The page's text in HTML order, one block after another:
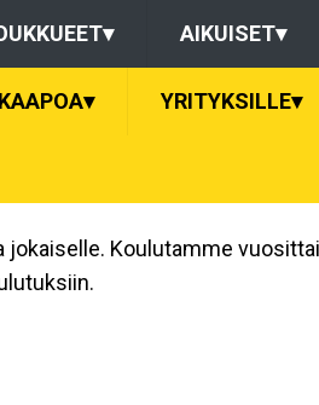
▾ AIKUISET▾
▾ YRITYKSILLE▾
jokaiselle. Koulutamme